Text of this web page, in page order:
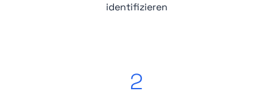
identifizieren
2